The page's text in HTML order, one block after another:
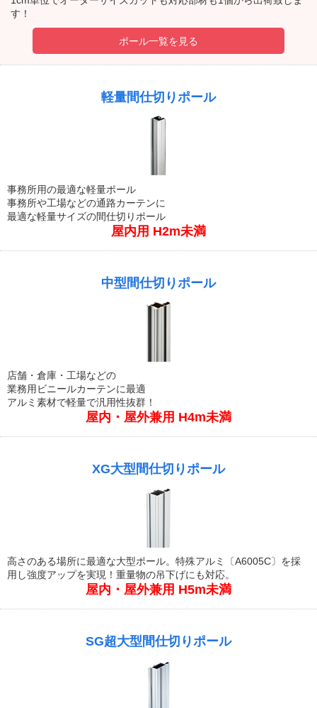
す！
ポール一覧を見る
軽量間仕切りポール
事務所用の最適な軽量ポール
事務所や工場などの通路カーテンに
最適な軽量サイズの間仕切りポール
屋内用 H2m未満
中型間仕切りポール
店舗・倉庫・工場などの
業務用ビニールカーテンに最適
アルミ素材で軽量で汎用性抜群！
屋内・屋外兼用 H4m未満
XG大型間仕切りポール
高さのある場所に最適な大型ポール。特殊アルミ〔A6005C〕を採
用し強度アップを実現！重量物の吊下げにも対応。
屋内・屋外兼用 H5m未満
SG超大型間仕切りポール